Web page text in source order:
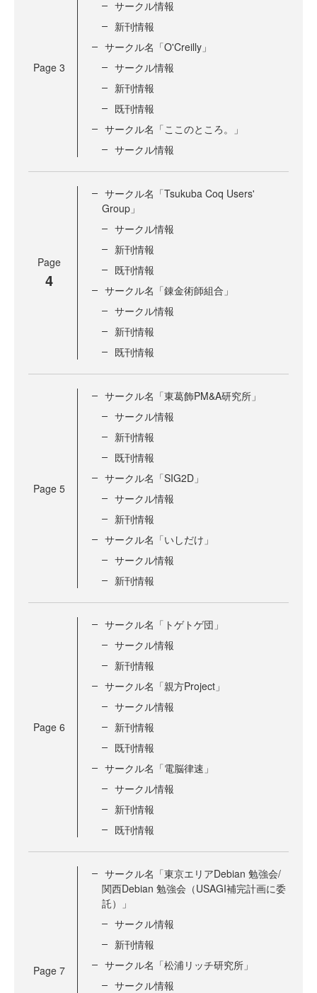
Page 3
サークル情報
新刊情報
サークル名「O'Creilly」
サークル情報
新刊情報
既刊情報
サークル名「ここのところ。」
サークル情報
Page
4
サークル名「Tsukuba Coq Users'
Group」
サークル情報
新刊情報
既刊情報
サークル名「錬金術師組合」
サークル情報
新刊情報
既刊情報
Page 5
サークル名「東葛飾PM&A研究所」
サークル情報
新刊情報
既刊情報
サークル名「SIG2D」
サークル情報
新刊情報
サークル名「いしだけ」
サークル情報
新刊情報
Page 6
サークル名「トゲトゲ団」
サークル情報
新刊情報
サークル名「親方Project」
サークル情報
新刊情報
既刊情報
サークル名「電脳律速」
サークル情報
新刊情報
既刊情報
Page 7
サークル名「東京エリアDebian 勉強会/
関西Debian 勉強会（USAGI補完計画に委
託）」
サークル情報
新刊情報
サークル名「松浦リッチ研究所」
サークル情報